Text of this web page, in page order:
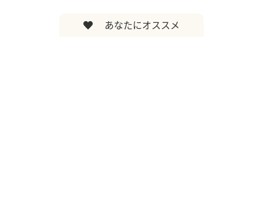
あなたにオススメ